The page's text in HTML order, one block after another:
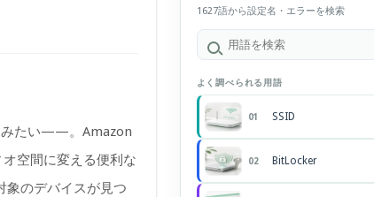
みたい——。Amazon
空間に変える便利な
象のデバイスが見つ
1627語から設定名・エラーを検索
よく調べられる用語
01 SSID
02 BitLocker